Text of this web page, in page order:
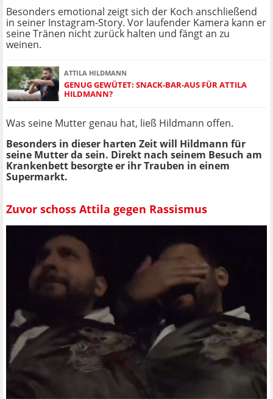
Besonders emotional zeigt sich der Koch anschließend
in seiner Instagram-Story. Vor laufender Kamera kann er
seine Tränen nicht zurück halten und fängt an zu
weinen.
ATTILA HILDMANN
GENUG GEWÜTET: SNACK-BAR-AUS FÜR ATTILA
HILDMANN?
Was seine Mutter genau hat, ließ Hildmann offen.
Besonders in dieser harten Zeit will Hildmann für
seine Mutter da sein. Direkt nach seinem Besuch am
Krankenbett besorgte er ihr Trauben in einem
Supermarkt.
Zuvor schoss Attila gegen Rassismus